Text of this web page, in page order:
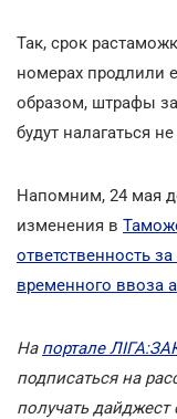
Так, срок
номерах продлили
образом, штрафы
будут налагаться
Напомним, 24 мая
изменения в
ответственность
временного ввоза
На портале
подписаться на
получать